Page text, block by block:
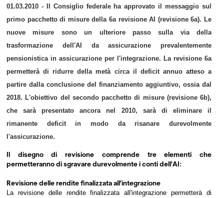
01.03.2010 - Il Consiglio federale ha approvato il messaggio sul
primo pacchetto di misure della 6a revisione AI (revisione 6a). Le
nuove misure sono un ulteriore passo sulla via della
trasformazione dell'AI da assicurazione prevalentemente
pensionistica in assicurazione per l'integrazione. La revisione 6a
permetterà di ridurre della metà circa il deficit annuo atteso a
partire dalla conclusione del finanziamento aggiuntivo, ossia dal
2018. L'obiettivo del secondo pacchetto di misure (revisione 6b),
che sarà presentato ancora nel 2010, sarà di eliminare il
rimanente deficit in modo da risanare durevolmente
l'assicurazione.
Il disegno di revisione comprende tre elementi che
permetteranno di sgravare durevolmente i conti dell'AI:
Revisione delle rendite finalizzata all'integrazione
La revisione delle rendite finalizzata all'integrazione permetterà di